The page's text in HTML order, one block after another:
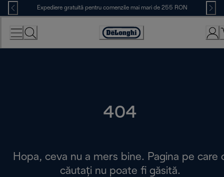
Skip
to
Content
Expediere gratuită pentru comenzile mai mari de 255 RON
Accessibility
Statement
404
Hopa, ceva nu a mers bine. Pagina pe care
căutați nu poate fi găsită.